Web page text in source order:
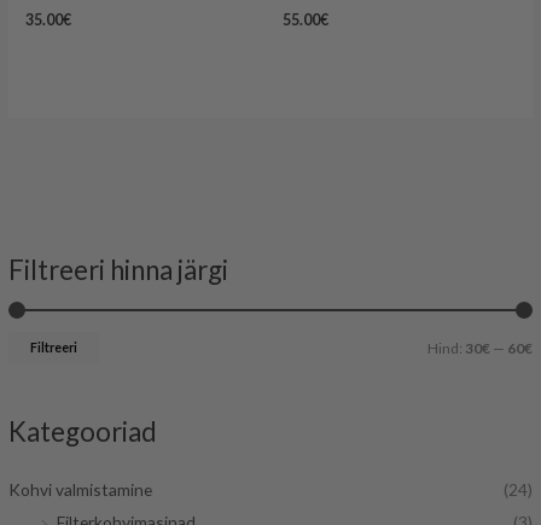
Filtreeri hinna järgi
Filtreeri Hind: 30€ — 60€
Kategooriad
Kohvi valmistamine
(24)
35.00€ 55.00€